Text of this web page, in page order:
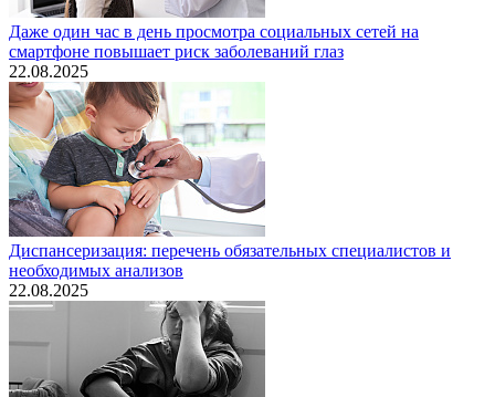
Даже один час в день просмотра социальных сетей на
смартфоне повышает риск заболеваний глаз
22.08.2025
Диспансеризация: перечень обязательных специалистов и
необходимых анализов
22.08.2025